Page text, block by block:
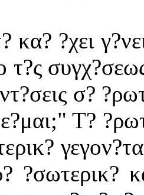
κα? ?χει
τ?ς
σ?
Τ?
?σωτερικ?